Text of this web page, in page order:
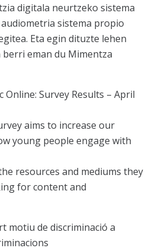
digitala neurtzeko sistema
sistema propio
Eta egin dituzte lehen
eman du Mimentza
Online: Survey Results – April
aims to increase our
young people engage with
resources and mediums they
for content and
motiu de discriminació a